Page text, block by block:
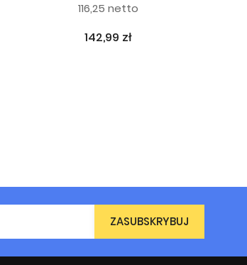
116,25 netto
142,99 zł